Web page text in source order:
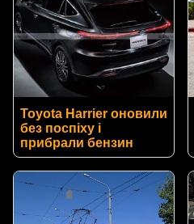
Toyota Harrier оновили
без поспіху і
прибрали бензин